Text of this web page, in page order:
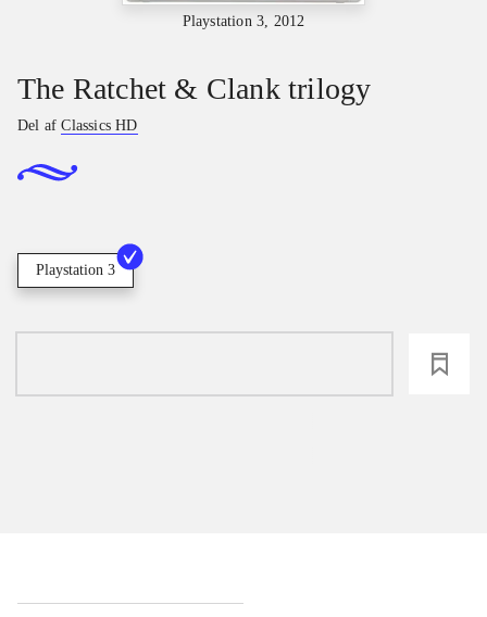
Playstation 3, 2012
The Ratchet & Clank trilogy
Del afClassics HD
Playstation 3